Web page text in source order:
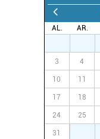
AL. AR.
3 4
10 11
17 18
24 25
31